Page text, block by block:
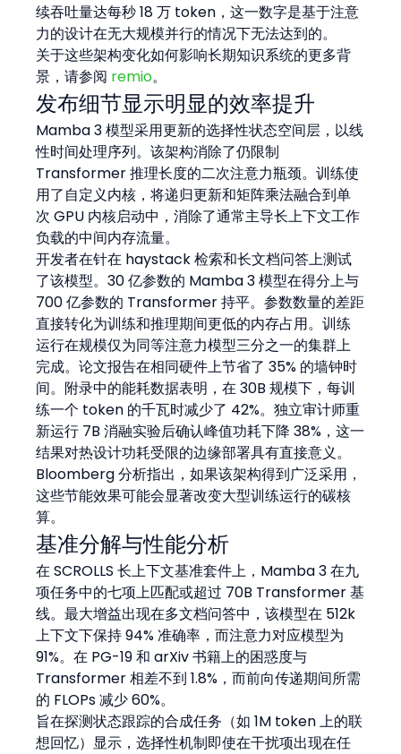
续吞吐量达每秒 18 万 token，这一数字是基于注意
力的设计在无大规模并行的情况下无法达到的。
关于这些架构变化如何影响长期知识系统的更多背
景，请参阅 remio。
发布细节显示明显的效率提升
Mamba 3 模型采用更新的选择性状态空间层，以线
性时间处理序列。该架构消除了仍限制
Transformer 推理长度的二次注意力瓶颈。训练使
用了自定义内核，将递归更新和矩阵乘法融合到单
次 GPU 内核启动中，消除了通常主导长上下文工作
负载的中间内存流量。
开发者在针在 haystack 检索和长文档问答上测试
了该模型。30 亿参数的 Mamba 3 模型在得分上与
700 亿参数的 Transformer 持平。参数数量的差距
直接转化为训练和推理期间更低的内存占用。训练
运行在规模仅为同等注意力模型三分之一的集群上
完成。论文报告在相同硬件上节省了 35% 的墙钟时
间。附录中的能耗数据表明，在 30B 规模下，每训
练一个 token 的千瓦时减少了 42%。独立审计师重
新运行 7B 消融实验后确认峰值功耗下降 38%，这一
结果对热设计功耗受限的边缘部署具有直接意义。
Bloomberg 分析指出，如果该架构得到广泛采用，
这些节能效果可能会显著改变大型训练运行的碳核
算。
基准分解与性能分析
在 SCROLLS 长上下文基准套件上，Mamba 3 在九
项任务中的七项上匹配或超过 70B Transformer 基
线。最大增益出现在多文档问答中，该模型在 512k
上下文下保持 94% 准确率，而注意力对应模型为
91%。在 PG-19 和 arXiv 书籍上的困惑度与
Transformer 相差不到 1.8%，而前向传递期间所需
的 FLOPs 减少 60%。
旨在探测状态跟踪的合成任务（如 1M token 上的联
想回忆）显示，选择性机制即使在干扰项出现在任